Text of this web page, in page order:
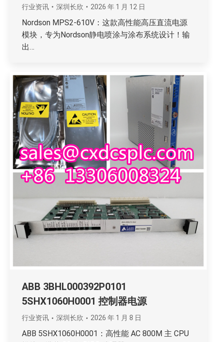
行业资讯 深圳长欣 2026 年 1 月 12 日
Nordson MPS2-610V：这款高性能高压直流电源
模块，专为Nordson静电喷涂与涂布系统设计！输
出…
ABB 3BHL000392P0101
5SHX1060H0001 控制器电源
行业资讯 深圳长欣 2026 年 1 月 8 日
ABB 5SHX1060H0001：高性能 AC 800M 主 CPU